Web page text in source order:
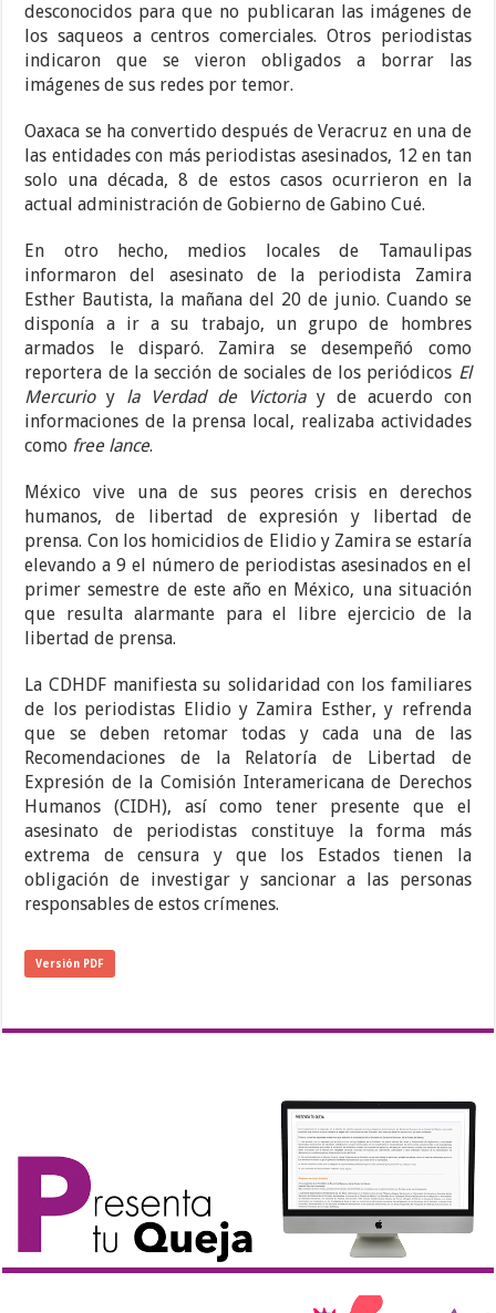
desconocidos para que no publicaran las imágenes de
los saqueos a centros comerciales. Otros periodistas
indicaron que se vieron obligados a borrar las
imágenes de sus redes por temor.
Oaxaca se ha convertido después de Veracruz en una de
las entidades con más periodistas asesinados, 12 en tan
solo una década, 8 de estos casos ocurrieron en la
actual administración de Gobierno de Gabino Cué.
En otro hecho, medios locales de Tamaulipas
informaron del asesinato de la periodista Zamira
Esther Bautista, la mañana del 20 de junio. Cuando se
disponía a ir a su trabajo, un grupo de hombres
armados le disparó. Zamira se desempeñó como
reportera de la sección de sociales de los periódicos El
Mercurioy la Verdad de Victoria y de acuerdo con
informaciones de la prensa local, realizaba actividades
como free lance.
México vive una de sus peores crisis en derechos
humanos, de libertad de expresión y libertad de
prensa. Con los homicidios de Elidio y Zamira se estaría
elevando a 9 el número de periodistas asesinados en el
primer semestre de este año en México, una situación
que resulta alarmante para el libre ejercicio de la
libertad de prensa.
La CDHDF manifiesta su solidaridad con los familiares
de los periodistas Elidio y Zamira Esther, y refrenda
que se deben retomar todas y cada una de las
Recomendaciones de la Relatoría de Libertad de
Expresión de la Comisión Interamericana de Derechos
Humanos (CIDH), así como tener presente que el
asesinato de periodistas constituye la forma más
extrema de censura y que los Estados tienen la
obligación de investigar y sancionar a las personas
responsables de estos crímenes.
Versión PDF